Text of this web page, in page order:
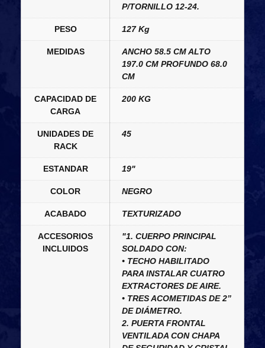
P/TORNILLO 12-24.
PESO 127 Kg
MEDIDAS
ANCHO 58.5 CM ALTO
197.0 CM PROFUNDO 68.0
CM
CAPACIDAD DE
CARGA
200 KG
UNIDADES DE
RACK
45
ESTANDAR 19"
COLOR NEGRO
ACABADO TEXTURIZADO
ACCESORIOS
INCLUIDOS
"1. CUERPO PRINCIPAL
SOLDADO CON:
• TECHO HABILITADO
PARA INSTALAR CUATRO
EXTRACTORES DE AIRE.
• TRES ACOMETIDAS DE 2”
DE DIÁMETRO.
2. PUERTA FRONTAL
VENTILADA CON CHAPA